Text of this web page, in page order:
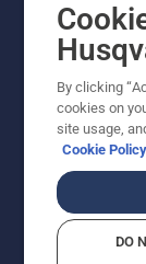
By clicking
cookies on
site usage,
Cookie Policy
DO